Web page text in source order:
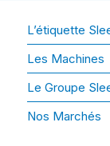
L’étiquette
Les Machines
Le Groupe
Nos Marchés